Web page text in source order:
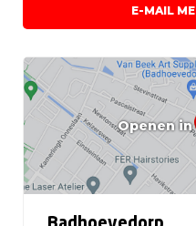
E-MAIL
Openen in